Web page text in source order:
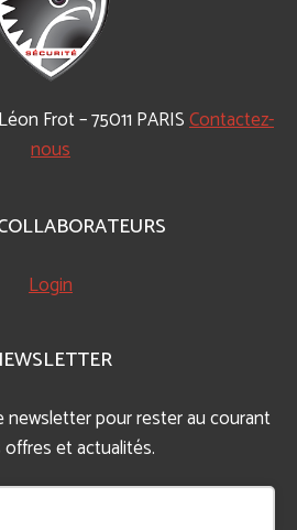
Frot – 75011 PARISContactez-
nous
Login
newsletter pour rester au courant
et actualités.